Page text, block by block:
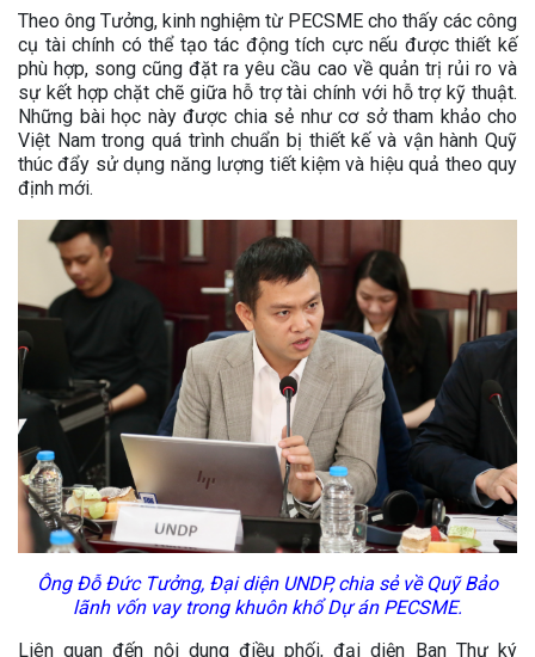
Theo ông Tưởng, kinh nghiệm từ PECSME cho thấy các công
cụ tài chính có thể tạo tác động tích cực nếu được thiết kế
phù hợp, song cũng đặt ra yêu cầu cao về quản trị rủi ro và
sự kết hợp chặt chẽ giữa hỗ trợ tài chính với hỗ trợ kỹ thuật.
Những bài học này được chia sẻ như cơ sở tham khảo cho
Việt Nam trong quá trình chuẩn bị thiết kế và vận hành Quỹ
thúc đẩy sử dụng năng lượng tiết kiệm và hiệu quả theo quy
định mới.
Ông Đỗ Đức Tưởng, Đại diện UNDP, chia sẻ về Quỹ Bảo
lãnh vốn vay trong khuôn khổ Dự án PECSME.
Liên quan đến nội dung điều phối, đại diện Ban Thư ký